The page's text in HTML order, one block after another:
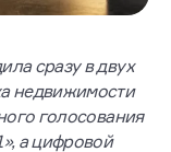
сразу в двух
недвижимости
голосования